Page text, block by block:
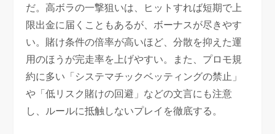
だ。高ボラの一撃狙いは、ヒットすれば短期で上
限出金に届くこともあるが、ボーナスが尽きやす
い。賭け条件の倍率が高いほど、分散を抑えた運
用のほうが完走率を上げやすい。また、プロモ規
約に多い「システマチックベッティングの禁止」
や「低リスク賭けの回避」などの文言にも注意
し、ルールに抵触しないプレイを徹底する。